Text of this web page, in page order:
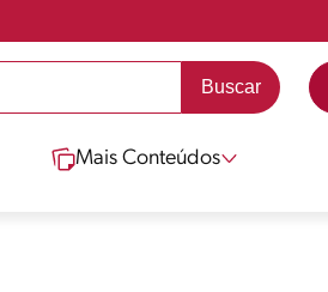
Mais Conteúdos